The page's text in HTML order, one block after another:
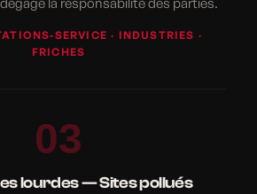
la responsabilité des parties.
SERVICE · INDUSTRIES ·
FRICHES
03
lourdes — Sites pollués